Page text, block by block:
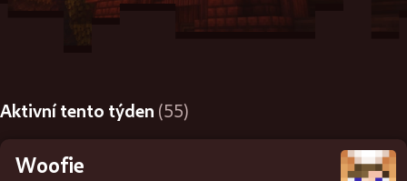
Aktivní tento týden (55)
Woofie